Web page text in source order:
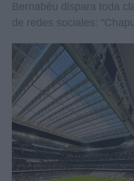
Bernabéu dispara toda
de redes sociales: